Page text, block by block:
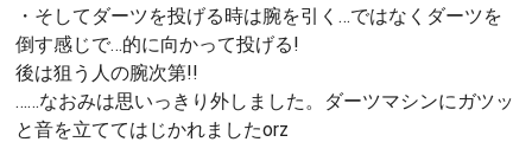
・そしてダーツを投げる時は腕を引く…ではなくダーツを
倒す感じで…的に向かって投げる!
後は狙う人の腕次第!!
……なおみは思いっきり外しました。ダーツマシンにガツッ
と音を立ててはじかれましたorz